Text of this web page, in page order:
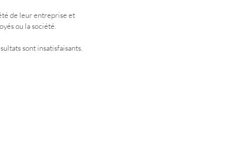
de leur entreprise et
ou la société.
sont insatisfaisants.